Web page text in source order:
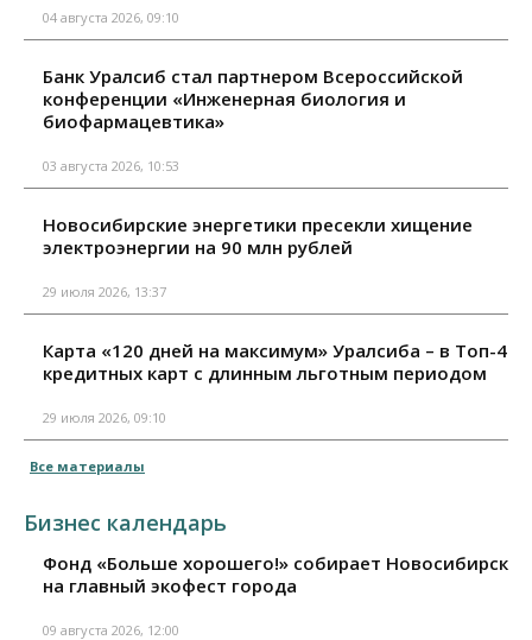
04 августа 2026, 09:10
Банк Уралсиб стал партнером Всероссийской
конференции «Инженерная биология и
биофармацевтика»
03 августа 2026, 10:53
Новосибирские энергетики пресекли хищение
электроэнергии на 90 млн рублей
29 июля 2026, 13:37
Карта «120 дней на максимум» Уралсиба – в Топ-4
кредитных карт с длинным льготным периодом
29 июля 2026, 09:10
Все материалы
Бизнес календарь
Фонд «Больше хорошего!» собирает Новосибирск
на главный экофест города
09 августа 2026, 12:00